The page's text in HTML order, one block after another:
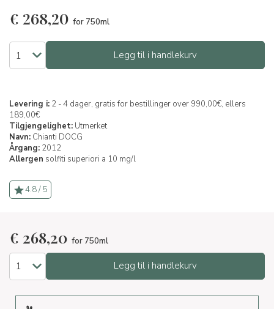
€ 268,20 for 750ml
Legg til i handlekurv
Levering i: 2 - 4 dager, gratis for bestillinger over 990,00€, ellers
189,00€
Tilgjengelighet: Utmerket
Navn: Chianti DOCG
Årgang: 2012
Allergen solfiti superiori a 10 mg/l
4.8 / 5
€ 268,20 for 750ml
Legg til i handlekurv